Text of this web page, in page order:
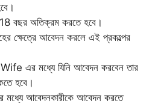
বছর অতিক্রম করতে হবে।
ক্ষেত্রে আবেদন করলে এই প্রকল্পের
এর মধ্যে যিনি আবেদন করবেন তার
হবে।
মধ্যে আবেদনকারীকে আবেদন করতে